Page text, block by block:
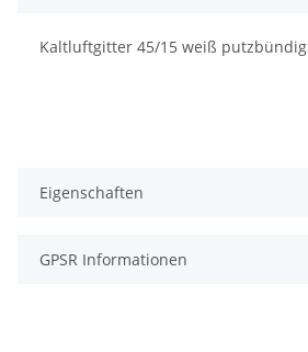
Kaltluftgitter 45/15 weiß putzbündig
Eigenschaften
GPSR Informationen